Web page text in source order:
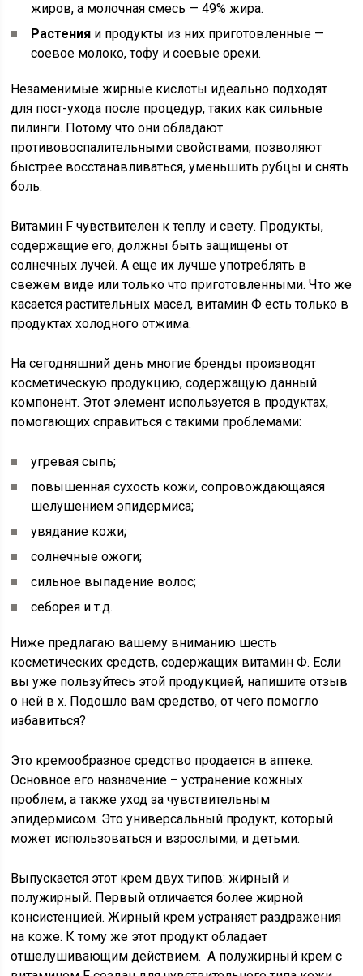
жиров, а молочная смесь — 49% жира.
Растения и продукты из них приготовленные —
соевое молоко, тофу и соевые орехи.
Незаменимые жирные кислоты идеально подходят
для пост-ухода после процедур, таких как сильные
пилинги. Потому что они обладают
противовоспалительными свойствами, позволяют
быстрее восстанавливаться, уменьшить рубцы и снять
боль.
Витамин F чувствителен к теплу и свету. Продукты,
содержащие его, должны быть защищены от
солнечных лучей. А еще их лучше употреблять в
свежем виде или только что приготовленными. Что же
касается растительных масел, витамин Ф есть только в
продуктах холодного отжима.
На сегодняшний день многие бренды производят
косметическую продукцию, содержащую данный
компонент. Этот элемент используется в продуктах,
помогающих справиться с такими проблемами:
угревая сыпь;
повышенная сухость кожи, сопровождающаяся
шелушением эпидермиса;
увядание кожи;
солнечные ожоги;
сильное выпадение волос;
себорея и т.д.
Ниже предлагаю вашему вниманию шесть
косметических средств, содержащих витамин Ф. Если
вы уже пользуйтесь этой продукцией, напишите отзыв
о ней в х. Подошло вам средство, от чего помогло
избавиться?
Это кремообразное средство продается в аптеке.
Основное его назначение – устранение кожных
проблем, а также уход за чувствительным
эпидермисом. Это универсальный продукт, который
может использоваться и взрослыми, и детьми.
Выпускается этот крем двух типов: жирный и
полужирный. Первый отличается более жирной
консистенцией. Жирный крем устраняет раздражения
на коже. К тому же этот продукт обладает
отшелушивающим действием. А полужирный крем с